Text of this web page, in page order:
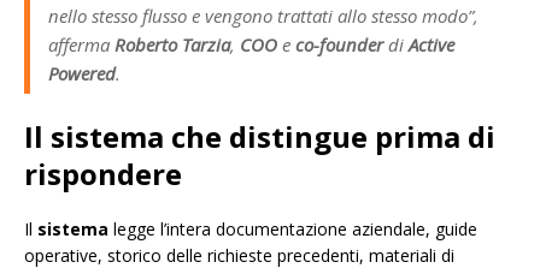
nello stesso flusso e vengono trattati allo stesso modo”,
afferma Roberto Tarzia, COO e co-founderdiActive
Powered.
Il sistema che distingue prima di
rispondere
Il sistema legge l’intera documentazione aziendale, guide
operative, storico delle richieste precedenti, materiali di